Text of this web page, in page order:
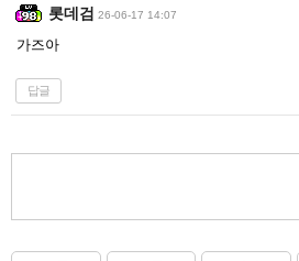
롯데검 26-06-17 14:07
가즈아
답글